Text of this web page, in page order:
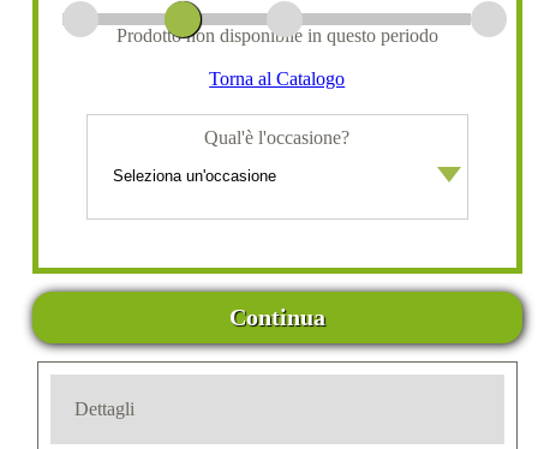
Prodotto non disponibile in questo periodo
Torna al Catalogo
Qual'è l'occasione?
Continua
Dettagli